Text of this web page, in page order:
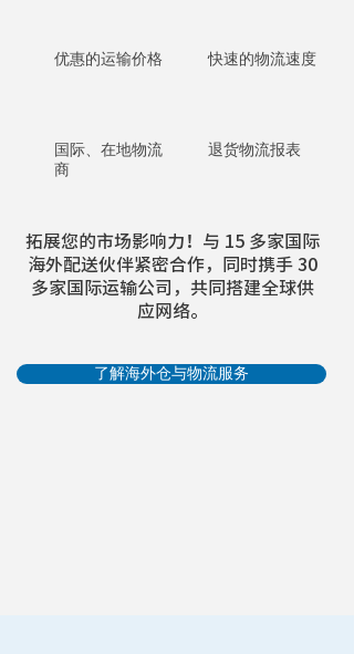
优惠的运输价格
国际、在地物流
商
快速的物流速度
退货物流报表
拓展您的市场影响力！与 15 多家国际
海外配送伙伴紧密合作，同时携手 30
多家国际运输公司，共同搭建全球供
应网络。
了解海外仓与物流服务